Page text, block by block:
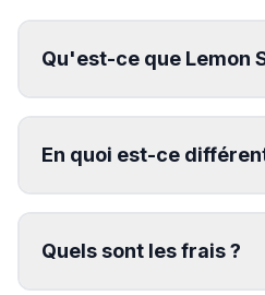
Qu'est-ce que Lemon
En quoi est-ce
Quels sont les frais ?